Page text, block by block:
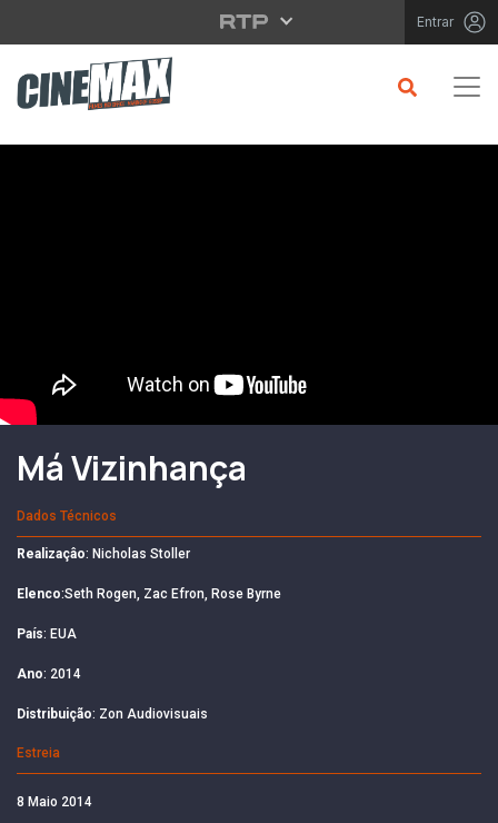
Saltar para o conteúdo principal Entrar
Filme em Cartaz
Má Vizinhança
Dados Técnicos
Realizaçâo: Nicholas Stoller
Elenco:Seth Rogen, Zac Efron, Rose Byrne
País: EUA
Ano: 2014
Distribuição: Zon Audiovisuais
Estreia
8 Maio 2014